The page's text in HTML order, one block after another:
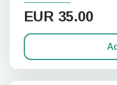
EUR 35.00